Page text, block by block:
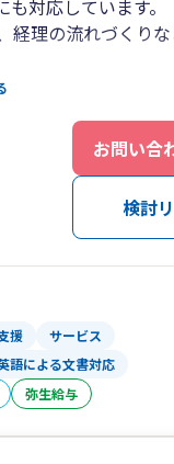
対応しています。
経理の流れづくり
ートが得意です。
、bixidな
やり取りもストレ
一緒に解決しまし
ポートします。
お問い合
検討
援 サービス
語による文書対応
弥生給与